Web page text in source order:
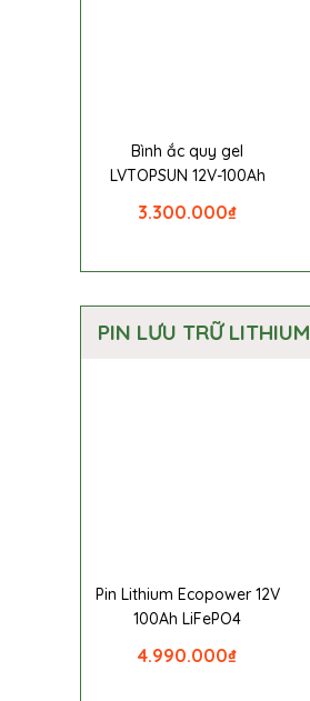
Bình ắc quy gel
LVTOPSUN 12V-100Ah
₫
3.300.000
PIN LƯU TRỮ LITHIUM
Pin Lithium Ecopower 12V
100Ah LiFePO4
₫
4.990.000